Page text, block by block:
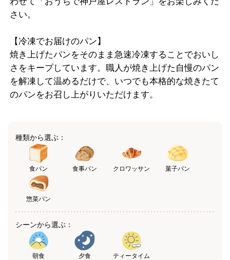
さい。
【冷凍でお届けのパン】
焼き上げたパンをそのまま急速冷凍することでおいし
さをキープしています。職人が焼き上げた自慢のパン
を解凍して温めるだけで、いつでも本格的な焼きたて
のパンをお召し上がりいただけます。
種類から選ぶ：
食パン 食事パン クロワッサン 菓子パン
惣菜パン
シーンから選ぶ：
朝食 夕食 ティータイム